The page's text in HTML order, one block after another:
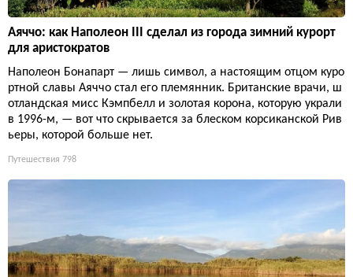
Аяччо: как Наполеон III сделал из города зимний курорт
для аристократов
Наполеон Бонапарт — лишь символ, а настоящим отцом куро
ртной славы Аяччо стал его племянник. Британские врачи, ш
отландская мисс Кэмпбелл и золотая корона, которую украли
в 1996-м, — вот что скрывается за блеском корсиканской Рив
ьеры, которой больше нет.
Путешествия 798